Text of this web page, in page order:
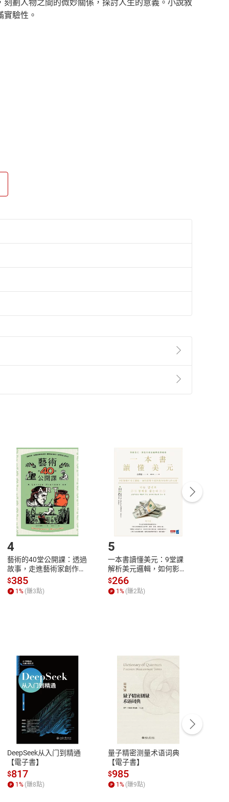
劃人物之間的微妙關係，探討人生的意義。小說敘
驗性。
第2條第5款之規定，「非以有形媒介提供之數位
點選「瀏覽訂單明細」 「申請取消訂單/ 退
貨。
付款方式
Payment
完成訂單
Complete
號，下載書籍後看書
性
參
客服資訊
服務時間：週一到週五 10:00-12:00、
13:00-17:00 (國定假日及例假日休息)
客服電話：0080-1857077
4
藝術的40堂公開課：透過
故事，走進藝術家創作現
場，看藝術如何誕生、如
何形塑人類生活【電子
書】
$385
1% (賺3點)
5
一本書讀懂美元：9堂課
解析美元邏輯，如何影響
全球經濟和每個人的投資
【電子書】
$266
1% (賺2點)
DeepSeek从入门到精通
【電子書】
$817
1% (賺8點)
量子精密测量术语词典
【電子書】
$985
1% (賺9點)